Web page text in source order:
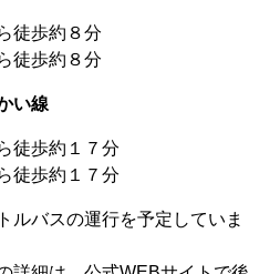
歩約８分
徒歩約８分
い線
歩約１７分
約１７分
ルバスの運行を予定していま